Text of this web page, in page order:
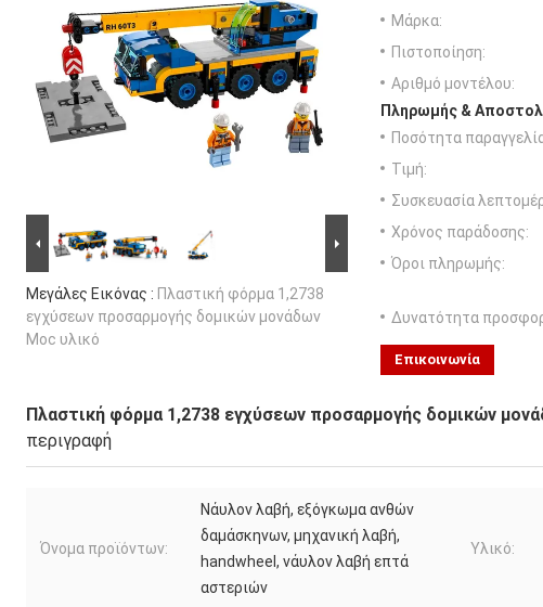
Μεγάλες Εικόνας : Πλαστική φόρμα 1,2738
εγχύσεων προσαρμογής δομικών μονάδων
Moc υλικό
Μάρκα:
Πιστοποίηση:
Αριθμό μοντέλου:
Πληρωμής &
Ποσότητα
Τιμή:
Συσκευασία
Χρόνος παράδοσης:
Όροι πληρωμής:
Δυνατότητα
Επικοινωνία
Πλαστική φόρμα 1,2738 εγχύσεων προσαρμογής δομικών
περιγραφή
Όνομα προϊόντων:
Νάυλον λαβή, εξόγκωμα ανθών
δαμάσκηνων, μηχανική λαβή,
handwheel, νάυλον λαβή επτά
αστεριών
Υλικό: